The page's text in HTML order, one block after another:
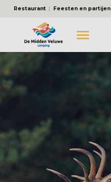
Restaurant Feesten en partijen